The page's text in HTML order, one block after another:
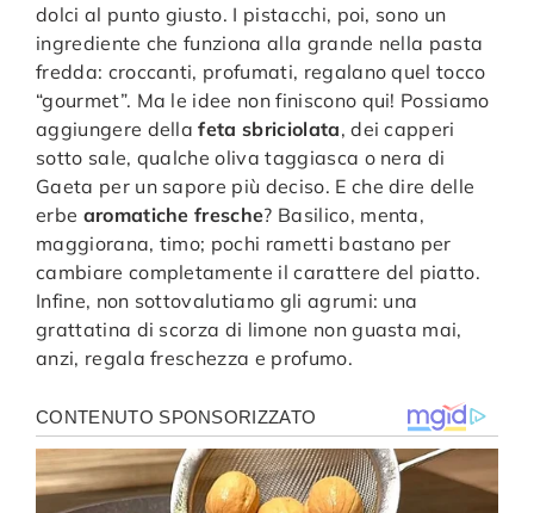
dolci al punto giusto. I pistacchi, poi, sono un
ingrediente che funziona alla grande nella pasta
fredda: croccanti, profumati, regalano quel tocco
“gourmet”. Ma le idee non finiscono qui! Possiamo
aggiungere dellafeta sbriciolata, dei capperi
sotto sale, qualche oliva taggiasca o nera di
Gaeta per un sapore più deciso. E che dire delle
erbe aromatiche fresche? Basilico, menta,
maggiorana, timo; pochi rametti bastano per
cambiare completamente il carattere del piatto.
Infine, non sottovalutiamo gli agrumi: una
grattatina di scorza di limone non guasta mai,
anzi, regala freschezza e profumo.